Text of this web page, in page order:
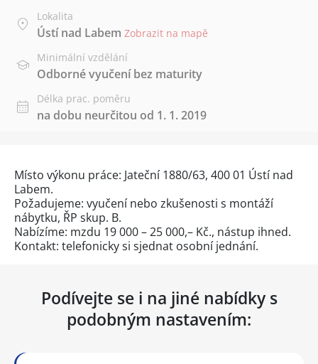
Lokalita
Ústí nad Labem Zobrazit na mapě
Minimální vzdělání
Odborné vyučení bez maturity
Délka prac. poměru
na dobu neurčitou od 1. 1. 2019
Místo výkonu práce: Jateční 1880/63, 400 01 Ústí nad
Labem.
Požadujeme: vyučení nebo zkušenosti s montáží
nábytku, ŘP skup. B.
Nabízíme: mzdu 19 000 – 25 000,– Kč., nástup ihned.
Kontakt: telefonicky si sjednat osobní jednání.
Podívejte se i na jiné nabídky s
podobným nastavením: